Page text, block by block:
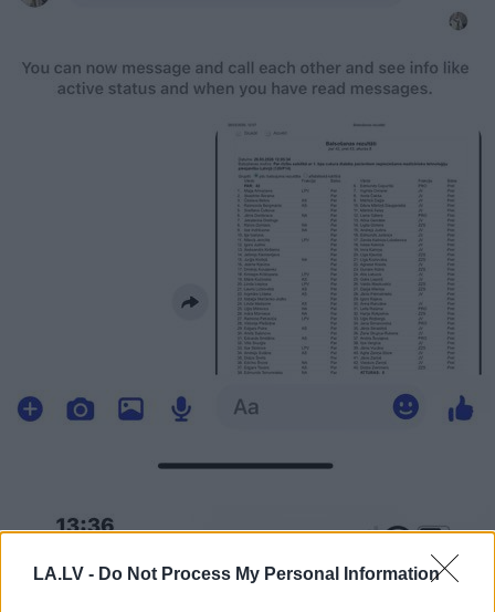
LA.LV - Do Not Process My Personal Information